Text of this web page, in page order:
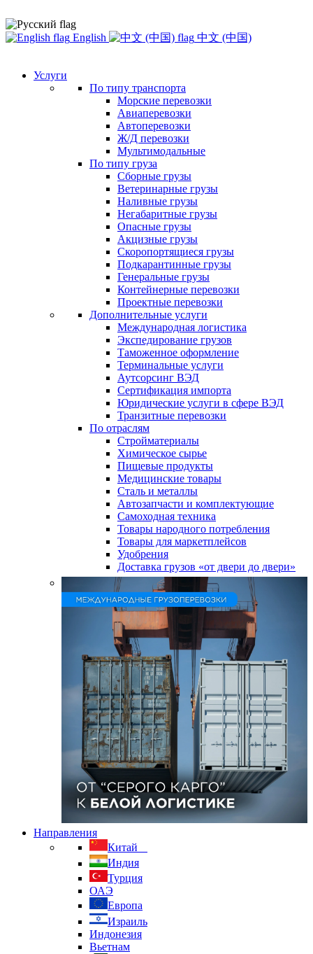
English 中文 (中国)
Услуги
По типу транспорта
Морские перевозки
Авиаперевозки
Автоперевозки
Ж/Д перевозки
Мультимодальные
По типу груза
Сборные грузы
Ветеринарные грузы
Наливные грузы
Негабаритные грузы
Опасные грузы
Акцизные грузы
Скоропортящиеся грузы
Подкарантинные грузы
Генеральные грузы
Контейнерные перевозки
Проектные перевозки
Дополнительные услуги
Международная логистика
Экспедирование грузов
Таможенное оформление
Терминальные услуги
Аутсорсинг ВЭД
Сертификация импорта
Юридические услуги в сфере ВЭД
Транзитные перевозки
По отраслям
Стройматериалы
Химическое сырье
Пищевые продукты
Медицинские товары
Сталь и металлы
Автозапчасти и комплектующие
Самоходная техника
Товары народного потребления
Товары для маркетплейсов
Удобрения
Доставка грузов «от двери до двери»
Направления
Китай
Индия
Турция
ОАЭ
Европа
Израиль
Индонезия
Вьетнам